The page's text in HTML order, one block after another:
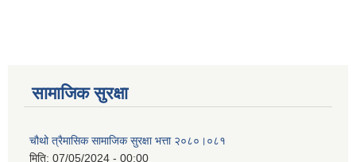
सामाजिक सुरक्षा
चौथो त्रैमासिक सामाजिक सुरक्षा भत्ता २०८०।०८१
मिति: 07/05/2024 - 00:00